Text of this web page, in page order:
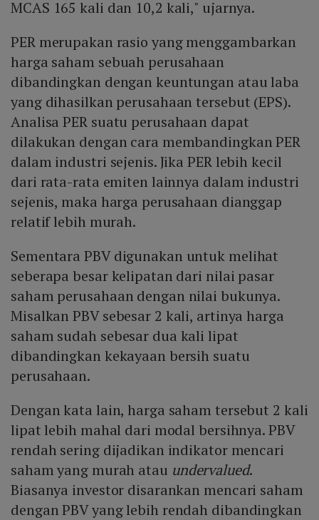
MCAS 165 kali dan 10,2 kali," ujarnya.
PER merupakan rasio yang menggambarkan
harga saham sebuah perusahaan
dibandingkan dengan keuntungan atau laba
yang dihasilkan perusahaan tersebut (EPS).
Analisa PER suatu perusahaan dapat
dilakukan dengan cara membandingkan PER
dalam industri sejenis. Jika PER lebih kecil
dari rata-rata emiten lainnya dalam industri
sejenis, maka harga perusahaan dianggap
relatif lebih murah.
Sementara PBV digunakan untuk melihat
seberapa besar kelipatan dari nilai pasar
saham perusahaan dengan nilai bukunya.
Misalkan PBV sebesar 2 kali, artinya harga
saham sudah sebesar dua kali lipat
dibandingkan kekayaan bersih suatu
perusahaan.
Dengan kata lain, harga saham tersebut 2 kali
lipat lebih mahal dari modal bersihnya. PBV
rendah sering dijadikan indikator mencari
saham yang murah atau undervalued.
Biasanya investor disarankan mencari saham
dengan PBV yang lebih rendah dibandingkan